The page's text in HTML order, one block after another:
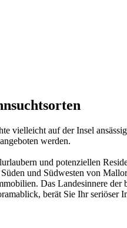
vielleicht auf der Insel
werden.
und potenziellen
und Südwesten von
Das Landesinnere
berät Sie Ihr